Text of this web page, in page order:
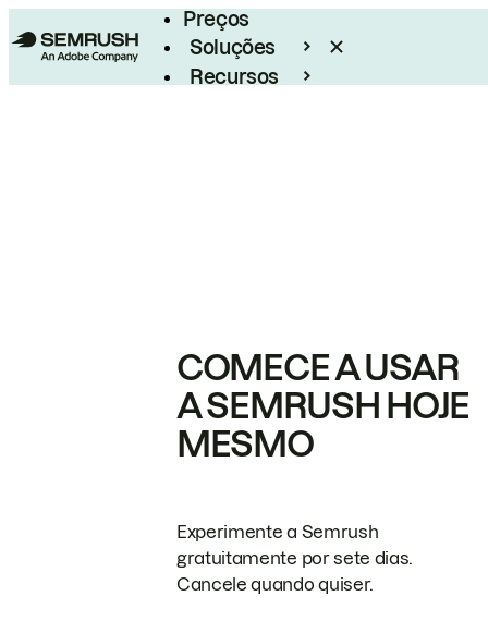
Preços
Soluções
Recursos
COMECE A USAR
A SEMRUSH HOJE
MESMO
Experimente a Semrush
gratuitamente por sete dias.
Cancele quando quiser.